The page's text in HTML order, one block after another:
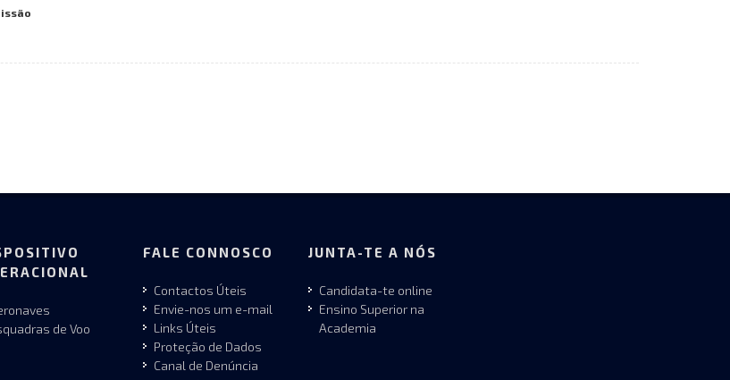
de Voo
FALE CONNOSCO
Contactos Úteis
Envie-nos um e-mail
Links Úteis
Proteção de Dados
Canal de Denúncia
JUNTA-TE A NÓS
Candidata-te online
Ensino Superior na
Academia